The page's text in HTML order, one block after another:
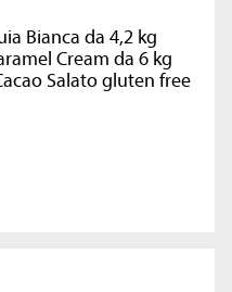
Bianca da 4,2 kg
Cream da 6 kg
Salato gluten free